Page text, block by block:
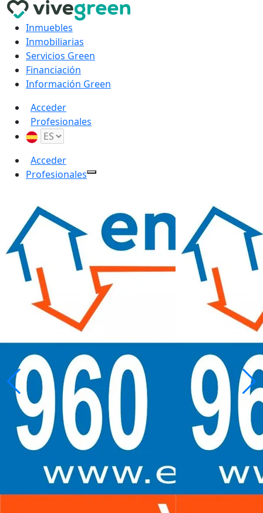
Inmuebles
Inmobiliarias
Servicios Green
Financiación
Información Green
Acceder
Profesionales
Acceder
Profesionales